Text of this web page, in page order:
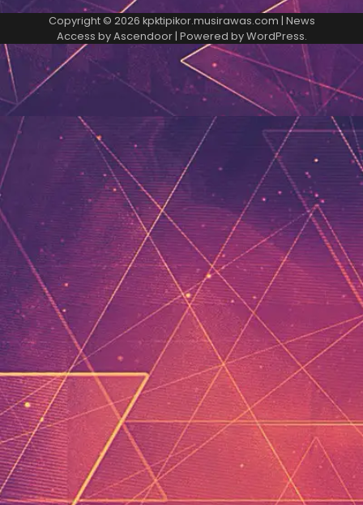
Copyright © 2026 kpktipikor.musirawas.com | News
Access byAscendoor| Powered byWordPress.